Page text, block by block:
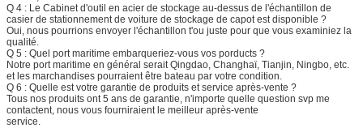
Q 4 : Le Cabinet d'outil en acier de stockage au-dessus de l'échantillon de
casier de stationnement de voiture de stockage de capot est disponible ?
Oui, nous pourrions envoyer l'échantillon t'ou juste pour que vous examiniez la
qualité.
Q 5 : Quel port maritime embarqueriez-vous vos porducts ?
Notre port maritime en général serait Qingdao, Changhaï, Tianjin, Ningbo, etc.
et les marchandises pourraient être bateau par votre condition.
Q 6 : Quelle est votre garantie de produits et service après-vente ?
Tous nos produits ont 5 ans de garantie, n'importe quelle question svp me
contactent, nous vous fourniraient le meilleur après-vente
service.